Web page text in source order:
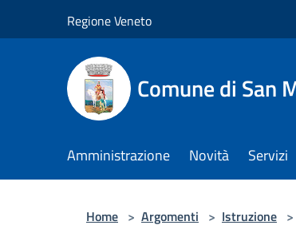
Regione Veneto
Comune di San
Amministrazione Novità Servizi
Home > Argomenti > Istruzione >